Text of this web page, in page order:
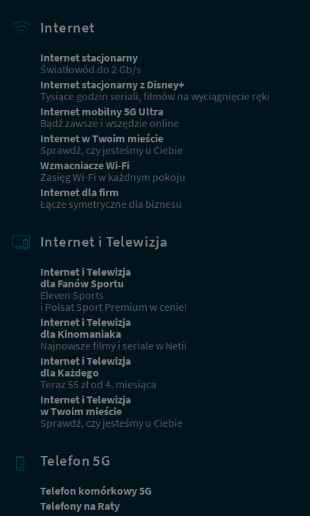
Internet
Internet stacjonarny
Światłowód do 2 Gb/s
Internet stacjonarny z Disney+
Tysiące godzin seriali, filmów na wyciągnięcie ręki
Internet mobilny 5G Ultra
Bądź zawsze i wszędzie online
Internet w Twoim mieście
Sprawdź, czy jesteśmy u Ciebie
Wzmacniacze Wi-Fi
Zasięg Wi-Fi w każdnym pokoju
Internet dla firm
Łącze symetryczne dla biznesu
Internet i Telewizja
Internet i Telewizja
dla Fanów Sportu
Eleven Sports
i Polsat Sport Premium w cenie!
Internet i Telewizja
dla Kinomaniaka
Najnowsze filmy i seriale w Netii
Internet i Telewizja
dla Każdego
Teraz 55 zł od 4. miesiąca
Internet i Telewizja
w Twoim mieście
Sprawdź, czy jesteśmy u Ciebie
Telefon 5G
Telefon komórkowy 5G
Telefony na Raty